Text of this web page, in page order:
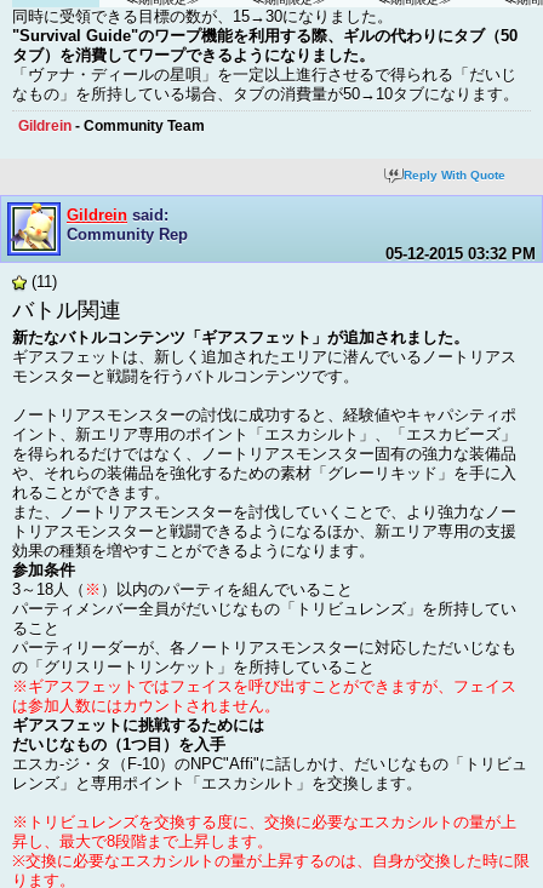
同時に受領できる目標の数が、15→30になりました。
"Survival Guide"のワープ機能を利用する際、ギルの代わりにタブ（50
タブ）を消費してワープできるようになりました。
「ヴァナ・ディールの星唄」を一定以上進行させるで得られる「だいじ
なもの」を所持している場合、タブの消費量が50→10タブになります。
Gildrein - Community Team
Reply With Quote
Gildrein said:
Community Rep
05-12-2015 03:32 PM
(11)
バトル関連
新たなバトルコンテンツ「ギアスフェット」が追加されました。
ギアスフェットは、新しく追加されたエリアに潜んでいるノートリアス
モンスターと戦闘を行うバトルコンテンツです。
ノートリアスモンスターの討伐に成功すると、経験値やキャパシティポ
イント、新エリア専用のポイント「エスカシルト」、「エスカビーズ」
を得られるだけではなく、ノートリアスモンスター固有の強力な装備品
や、それらの装備品を強化するための素材「グレーリキッド」を手に入
れることができます。
また、ノートリアスモンスターを討伐していくことで、より強力なノー
トリアスモンスターと戦闘できるようになるほか、新エリア専用の支援
効果の種類を増やすことができるようになります。
参加条件
3～18人（ ※ ）以内のパーティを組んでいること
パーティメンバー全員がだいじなもの「トリビュレンズ」を所持してい
ること
パーティリーダーが、各ノートリアスモンスターに対応しただいじなも
の「グリスリートリンケット」を所持していること
※ギアスフェットではフェイスを呼び出すことができますが、フェイス
は参加人数にはカウントされません。
ギアスフェットに挑戦するためには
だいじなもの（1つ目）を入手
エスカ-ジ・タ（F-10）のNPC"Affi"に話しかけ、だいじなもの「トリビュ
レンズ」と専用ポイント「エスカシルト」を交換します。
※トリビュレンズを交換する度に、交換に必要なエスカシルトの量が上
昇し、最大で8段階まで上昇します。
※交換に必要なエスカシルトの量が上昇するのは、自身が交換した時に限
ります。